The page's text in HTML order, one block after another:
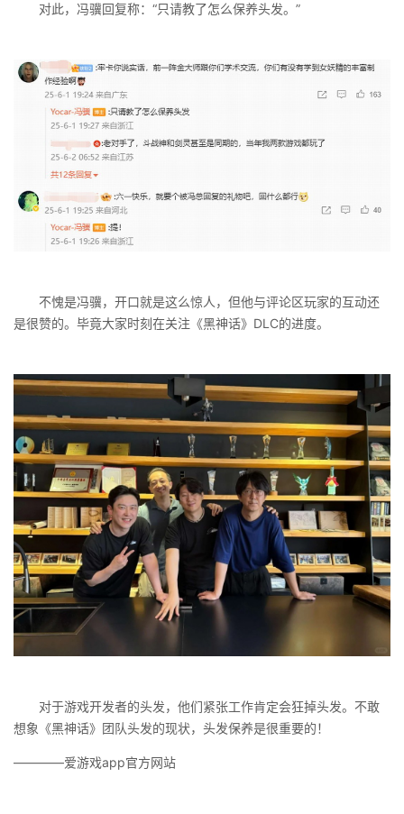
对此，冯骥回复称：“只请教了怎么保养头发。”
不愧是冯骥，开口就是这么惊人，但他与评论区玩家的互动还
是很赞的。毕竟大家时刻在关注《黑神话》DLC的进度。
对于游戏开发者的头发，他们紧张工作肯定会狂掉头发。不敢
想象《黑神话》团队头发的现状，头发保养是很重要的！
————爱游戏app官方网站